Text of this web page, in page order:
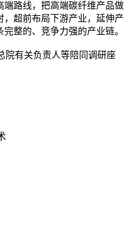
路线，把高端碳纤维产品做
超前布局下游产业，延伸产
整的、竞争力强的产业链。
院有关负责人等陪同调研座